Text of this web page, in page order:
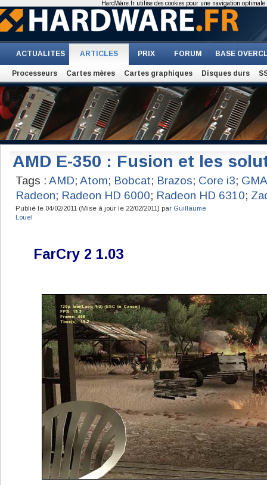
ACTUALITES ARTICLES PRIX FORUM BASE
Processeurs Cartes mères Cartes graphiques Disques durs
AMD E-350 : Fusion et les
Tags : AMD; Atom; Bobcat; Brazos; Core i3;
Radeon; Radeon HD 6000; Radeon HD 6310;
Publié le 04/02/2011 (Mise à jour le 22/02/2011) par Guillaume
Louel
FarCry 2 1.03
HardWare.fr utilise des cookies pour une navigation